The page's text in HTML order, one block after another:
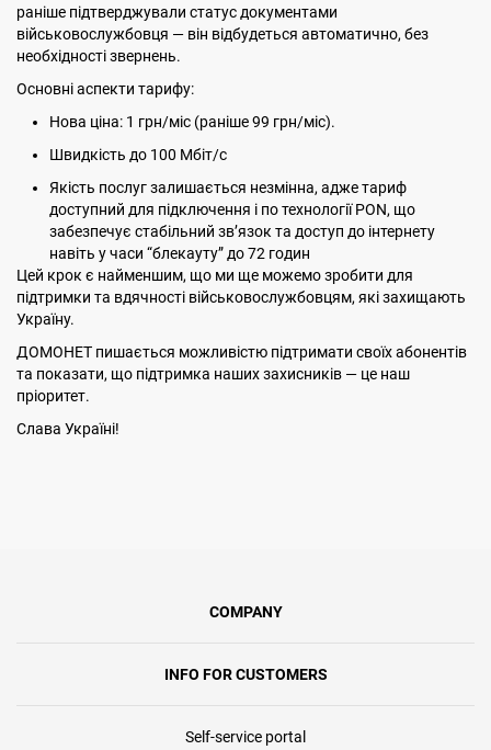
раніше підтверджували статус документами
військовослужбовця — він відбудеться автоматично, без
необхідності звернень.
Основні аспекти тарифу:
Нова ціна: 1 грн/міс (раніше 99 грн/міс).
Швидкість до 100 Мбіт/с
Якість послуг залишається незмінна, адже тариф
доступний для підключення і по технології PON, що
забезпечує стабільний зв’язок та доступ до інтернету
навіть у часи “блекауту” до 72 годин
Цей крок є найменшим, що ми ще можемо зробити для
підтримки та вдячності військовослужбовцям, які захищають
Україну.
ДОМОНЕТ пишається можливістю підтримати своїх абонентів
та показати, що підтримка наших захисників — це наш
пріоритет.
Слава Україні!
COMPANY
INFO FOR CUSTOMERS
Self-service portal